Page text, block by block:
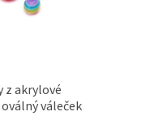
z akrylové
váleček